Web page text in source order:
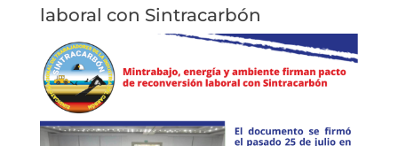
laboral con Sintracarbón